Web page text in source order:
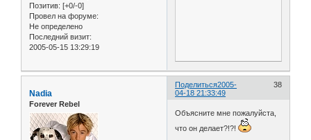
Позитив: [+0/-0]
Провел на форуме:
Не определено
Последний визит:
2005-05-15 13:29:19
Поделиться 38
2005-
04-18 21:33:49
Nadia
Forever Rebel
Объясните мне пожалуйста,
что он делает?!?!